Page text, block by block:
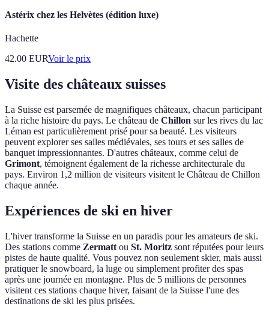
Astérix chez les Helvètes (édition luxe)
Hachette
42.00 EURVoir le prix
Visite des châteaux suisses
La Suisse est parsemée de magnifiques châteaux, chacun participant
à la riche histoire du pays. Le château de Chillon sur les rives du lac
Léman est particulièrement prisé pour sa beauté. Les visiteurs
peuvent explorer ses salles médiévales, ses tours et ses salles de
banquet impressionnantes. D'autres châteaux, comme celui de
Grimont, témoignent également de la richesse architecturale du
pays. Environ 1,2 million de visiteurs visitent le Château de Chillon
chaque année.
Expériences de ski en hiver
L'hiver transforme la Suisse en un paradis pour les amateurs de ski.
Des stations comme Zermatt ou St. Moritz sont réputées pour leurs
pistes de haute qualité. Vous pouvez non seulement skier, mais aussi
pratiquer le snowboard, la luge ou simplement profiter des spas
après une journée en montagne. Plus de 5 millions de personnes
visitent ces stations chaque hiver, faisant de la Suisse l'une des
destinations de ski les plus prisées.